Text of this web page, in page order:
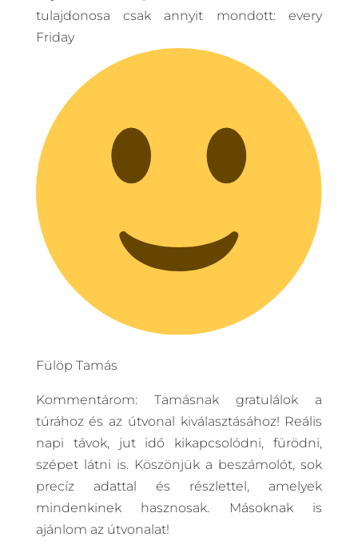
tulajdonosa csak annyit mondott: every
Friday
Fülöp Tamás
Kommentárom: Tamásnak gratulálok a
túrához és az útvonal kiválasztásához! Reális
napi távok, jut idő kikapcsolódni, fürödni,
szépet látni is. Köszönjük a beszámolót, sok
precíz adattal és részlettel, amelyek
mindenkinek hasznosak. Másoknak is
ajánlom az útvonalat!